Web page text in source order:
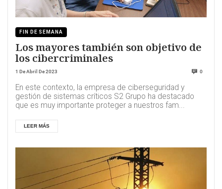
FIN DE SEMANA
Los mayores también son objetivo de
los cibercriminales
1 De Abril De 2023 0
En este contexto, la empresa de ciberseguridad y
gestión de sistemas críticos S2 Grupo ha destacado
que es muy importante proteger a nuestros fam...
LEER MÁS